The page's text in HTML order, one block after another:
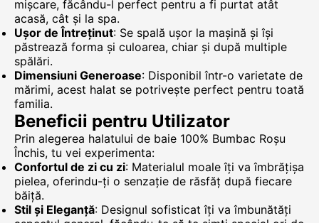
mișcare, făcându-l perfect pentru a fi purtat atât
acasă, cât și la spa.
Ușor de Întreținut: Se spală ușor la mașină și își
păstrează forma și culoarea, chiar și după multiple
spălări.
Dimensiuni Generoase: Disponibil într-o varietate de
mărimi, acest halat se potrivește perfect pentru toată
familia.
Beneficii pentru Utilizator
Prin alegerea halatului de baie 100% Bumbac Roșu
Închis, tu vei experimenta:
Confortul de zi cu zi: Materialul moale îți va îmbrățișa
pielea, oferindu-ți o senzație de răsfăț după fiecare
băiță.
Stil și Eleganță: Designul sofisticat îți va îmbunătăți